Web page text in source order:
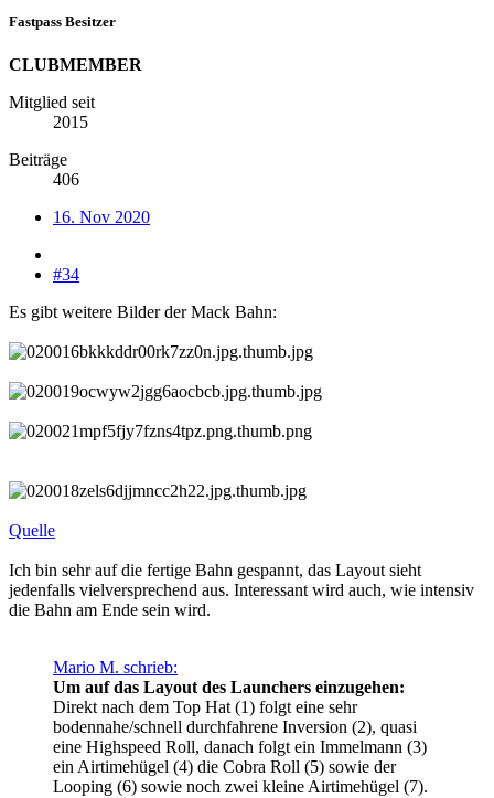
Fastpass Besitzer
CLUBMEMBER
Mitglied seit
2015
Beiträge
406
16. Nov 2020
#34
Es gibt weitere Bilder der Mack Bahn:
Quelle
Ich bin sehr auf die fertige Bahn gespannt, das Layout sieht
jedenfalls vielversprechend aus. Interessant wird auch, wie intensiv
die Bahn am Ende sein wird.
Mario M. schrieb:
Um auf das Layout des Launchers einzugehen:
Direkt nach dem Top Hat (1) folgt eine sehr
bodennahe/schnell durchfahrene Inversion (2), quasi
eine Highspeed Roll, danach folgt ein Immelmann (3)
ein Airtimehügel (4) die Cobra Roll (5) sowie der
Looping (6) sowie noch zwei kleine Airtimehügel (7).